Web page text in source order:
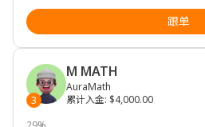
跟单
3
M MATH
AuraMath
累计入金: $4,000.00